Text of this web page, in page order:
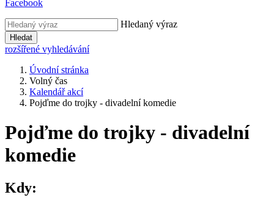
Facebook
Hledaný výraz
Hledat
rozšířené vyhledávání
Úvodní stránka
Volný čas
Kalendář akcí
Pojďme do trojky - divadelní komedie
Pojďme do trojky - divadelní
komedie
Kdy: